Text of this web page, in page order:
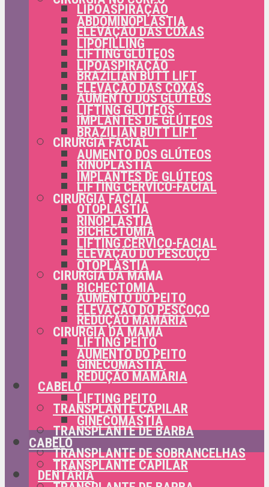
LIPOASPIRAÇÃO
ELEVAÇÃO DAS COXAS
LIFTING GLÚTEOS
BRAZILIAN BUTT LIFT
AUMENTO DOS GLÚTEOS
IMPLANTES DE GLÚTEOS
CIRURGIA FACIAL
RINOPLASTIA
LIFTING CÉRVICO-FACIAL
OTOPLASTIA
BICHECTOMIA
ELEVAÇÃO DO PESCOÇO
CIRURGIA DA MAMA
AUMENTO DO PEITO
REDUÇÃO MAMÁRIA
LIFTING PEITO
GINECOMASTIA
CABELO
TRANSPLANTE CAPILAR
TRANSPLANTE DE BARBA
TRANSPLANTE DE SOBRANCELHAS
DENTÁRIA
ABDOMINOPLASTIA
LIPOFILLING
LIPOASPIRAÇÃO
ELEVAÇÃO DAS COXAS
LIFTING GLÚTEOS
BRAZILIAN BUTT LIFT
AUMENTO DOS GLÚTEOS
IMPLANTES DE GLÚTEOS
CIRURGIA FACIAL
RINOPLASTIA
LIFTING CÉRVICO-FACIAL
OTOPLASTIA
BICHECTOMIA
ELEVAÇÃO DO PESCOÇO
CIRURGIA DA MAMA
AUMENTO DO PEITO
REDUÇÃO MAMÁRIA
LIFTING PEITO
GINECOMASTIA
CABELO
TRANSPLANTE CAPILAR